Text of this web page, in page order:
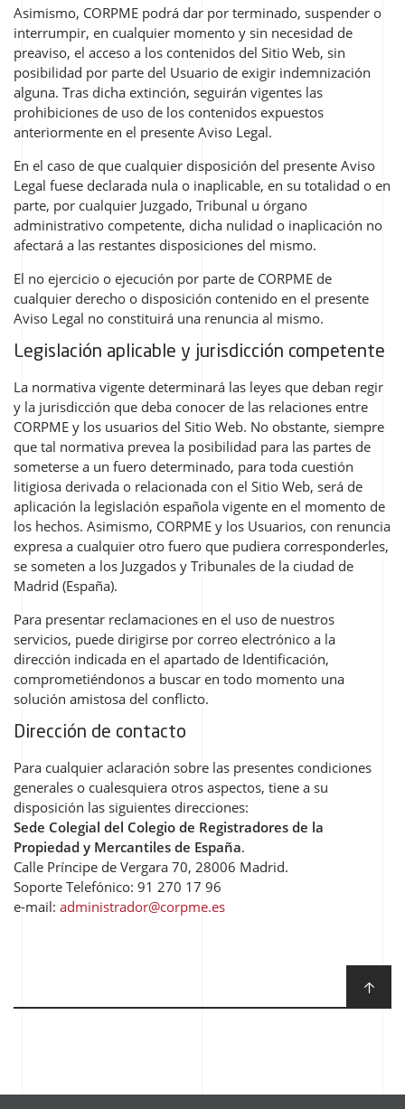
Asimismo, CORPME podrá dar por terminado, suspender o
interrumpir, en cualquier momento y sin necesidad de
preaviso, el acceso a los contenidos del Sitio Web, sin
posibilidad por parte del Usuario de exigir indemnización
alguna. Tras dicha extinción, seguirán vigentes las
prohibiciones de uso de los contenidos expuestos
anteriormente en el presente Aviso Legal.
En el caso de que cualquier disposición del presente Aviso
Legal fuese declarada nula o inaplicable, en su totalidad o en
parte, por cualquier Juzgado, Tribunal u órgano
administrativo competente, dicha nulidad o inaplicación no
afectará a las restantes disposiciones del mismo.
El no ejercicio o ejecución por parte de CORPME de
cualquier derecho o disposición contenido en el presente
Aviso Legal no constituirá una renuncia al mismo.
Legislación aplicable y jurisdicción competente
La normativa vigente determinará las leyes que deban regir
y la jurisdicción que deba conocer de las relaciones entre
CORPME y los usuarios del Sitio Web. No obstante, siempre
que tal normativa prevea la posibilidad para las partes de
someterse a un fuero determinado, para toda cuestión
litigiosa derivada o relacionada con el Sitio Web, será de
aplicación la legislación española vigente en el momento de
los hechos. Asimismo, CORPME y los Usuarios, con renuncia
expresa a cualquier otro fuero que pudiera corresponderles,
se someten a los Juzgados y Tribunales de la ciudad de
Madrid (España).
Para presentar reclamaciones en el uso de nuestros
servicios, puede dirigirse por correo electrónico a la
dirección indicada en el apartado de Identificación,
comprometiéndonos a buscar en todo momento una
solución amistosa del conflicto.
Dirección de contacto
Para cualquier aclaración sobre las presentes condiciones
generales o cualesquiera otros aspectos, tiene a su
disposición las siguientes direcciones:
Sede Colegial del Colegio de Registradores de la
Propiedad y Mercantiles de España.
Calle Príncipe de Vergara 70, 28006 Madrid.
Soporte Telefónico: 91 270 17 96
e-mail: administrador@corpme.es